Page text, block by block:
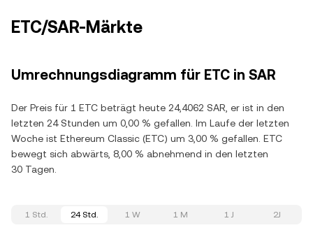
ETC/SAR-Märkte
Umrechnungsdiagramm für ETC in SAR
Der Preis für 1 ETC beträgt heute 24,4062 SAR, er ist in den
letzten 24 Stunden um 0,00 % gefallen. Im Laufe der letzten
Woche ist Ethereum Classic (ETC) um 3,00 % gefallen. ETC
bewegt sich abwärts, 8,00 % abnehmend in den letzten
30 Tagen.
1 Std. 24 Std. 1 W 1 M 1 J 2J